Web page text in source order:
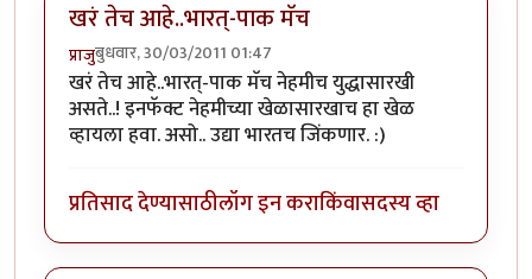
खरं तेच आहे..भारत्-पाक मॅच
प्राजुबुधवार, 30/03/2011 01:47
खरं तेच आहे..भारत्-पाक मॅच नेहमीच युद्धासारखी
असते..! इनफॅक्ट नेहमीच्या खेळासारखाच हा खेळ
व्हायला हवा. असो.. उद्या भारतच जिंकणार. :)
प्रतिसाद देण्यासाठीलॉग इन कराकिंवासदस्य व्हा